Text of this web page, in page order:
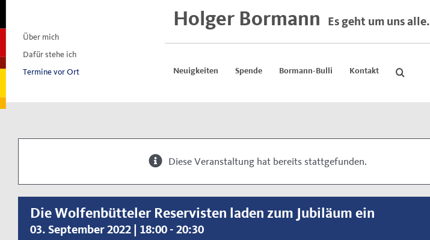
contentÜber mich
Dafür stehe ich
Termine vor Ort
Holger Bormann Es geht um uns alle.
Neuigkeiten Spende Bormann-Bulli Kontakt
Diese Veranstaltung hat bereits stattgefunden.
Die Wolfenbütteler Reservisten laden zum Jubiläum ein
03. September 2022 | 18:00 - 20:30